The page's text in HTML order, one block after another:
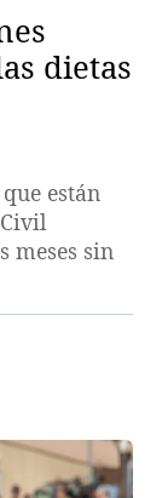
dietas
están
meses sin